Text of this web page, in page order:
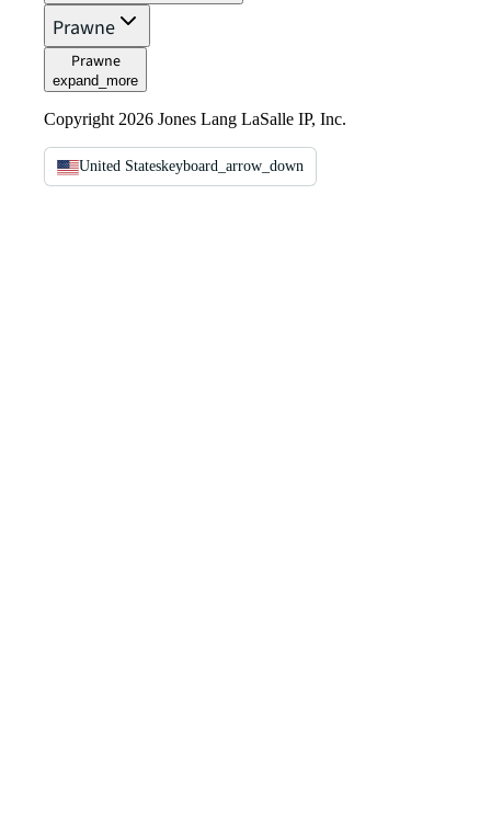
Prawne
Prawne
expand_more
Copyright 2026 Jones Lang LaSalle IP, Inc.
United Stateskeyboard_arrow_down